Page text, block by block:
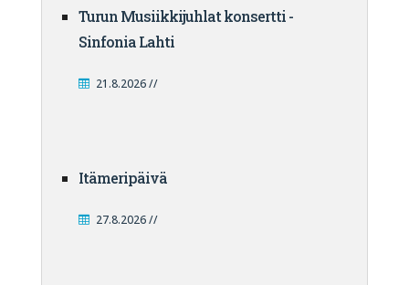
Turun Musiikkijuhlat konsertti -
Sinfonia Lahti
21.8.2026 //
Itämeripäivä
27.8.2026 //